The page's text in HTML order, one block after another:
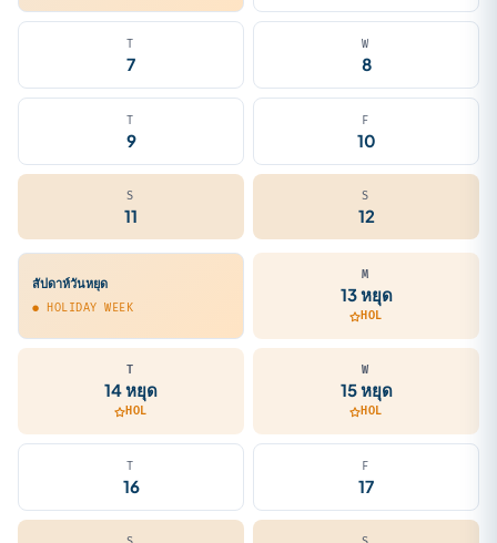
T
7
W
8
T
9
F
10
S
11
S
12
สัปดาห์วันหยุด
● HOLIDAY WEEK
M
13 หยุด
HOL
T
14 หยุด
HOL
W
15 หยุด
HOL
T
16
F
17